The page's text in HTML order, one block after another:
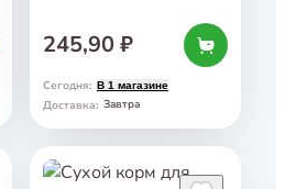
Hypoallergenic Рубленое
мясо с индейкой и уткой
245,90 ₽
Сегодня: В 1 магазине
Доставка: Завтра